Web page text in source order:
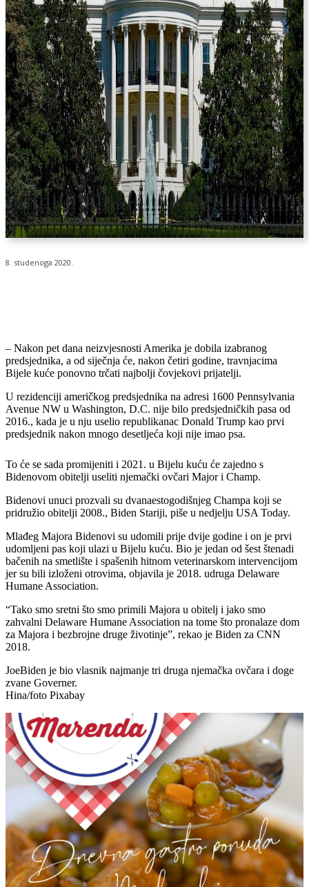
8. studenoga 2020.
– Nakon pet dana neizvjesnosti Amerika je dobila izabranog
predsjednika, a od siječnja će, nakon četiri godine, travnjacima
Bijele kuće ponovno trčati najbolji čovjekovi prijatelji.
U rezidenciji američkog predsjednika na adresi 1600 Pennsylvania
Avenue NW u Washington, D.C. nije bilo predsjedničkih pasa od
2016., kada je u nju uselio republikanac Donald Trump kao prvi
predsjednik nakon mnogo desetljeća koji nije imao psa.
To će se sada promijeniti i 2021. u Bijelu kuću će zajedno s
Bidenovom obitelji useliti njemački ovčari Major i Champ.
Bidenovi unuci prozvali su dvanaestogodišnjeg Champa koji se
pridružio obitelji 2008., Biden Stariji, piše u nedjelju USA Today.
Mlađeg Majora Bidenovi su udomili prije dvije godine i on je prvi
udomljeni pas koji ulazi u Bijelu kuću. Bio je jedan od šest štenadi
bačenih na smetlište i spašenih hitnom veterinarskom intervencijom
jer su bili izloženi otrovima, objavila je 2018. udruga Delaware
Humane Association.
“Tako smo sretni što smo primili Majora u obitelj i jako smo
zahvalni Delaware Humane Association na tome što pronalaze dom
za Majora i bezbrojne druge životinje”, rekao je Biden za CNN
2018.
JoeBiden je bio vlasnik najmanje tri druga njemačka ovčara i doge
zvane Governer.
Hina/foto Pixabay